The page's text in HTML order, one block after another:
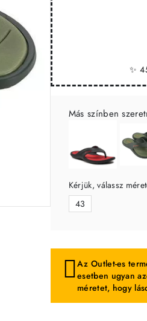
✨
Más színben
Kérjük, válassz
43
Az Outlet-es
esetben ugyan
méretet, hogy